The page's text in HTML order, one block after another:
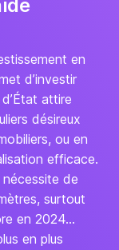
en
d’investir
attire
désireux
ou en
efficace.
de
surtout
en 2024…
en plus